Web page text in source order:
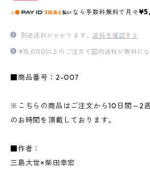
なら 手数料無料で 月々
別途送料がかかります。送料を確認する
¥15,000以上のご注文で国内送料が無料にな
■商品番号：2-007
※こちらの商品はご注文から10日間～2
のお時間を頂戴しております。
■作者：
三島大世×柴田幸宏